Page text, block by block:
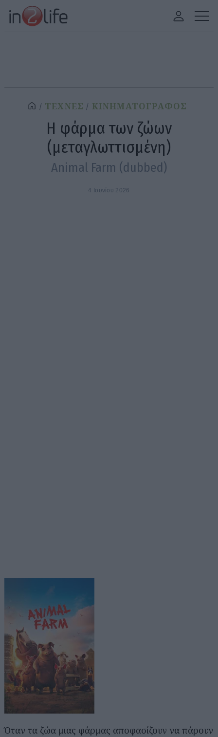
ΤΕΧΝΕΣ ΚΙΝΗΜΑΤΟΓΡΑΦΟΣ
Η φάρμα των ζώων
(μεταγλωττισμένη)
Animal Farm (dubbed)
4 Ιουνίου 2026
Όταν τα ζώα μιας φάρμας αποφασίζουν να πάρουν